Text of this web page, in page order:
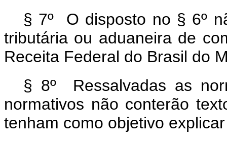
§ 7º O disposto no § 6º
tributária ou aduaneira de
Receita Federal do Brasil do
§ 8º Ressalvadas as
normativos não conterão
tenham como objetivo